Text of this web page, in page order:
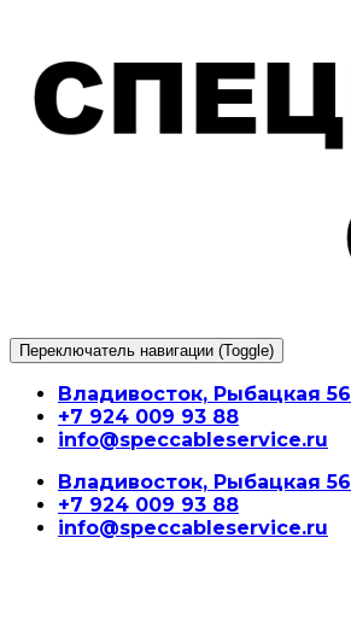
содержимому
Переключатель навигации (Toggle)
Владивосток, Рыбацкая 56
+7 924 009 93 88
info@speccableservice.ru
Владивосток, Рыбацкая 56
+7 924 009 93 88
info@speccableservice.ru